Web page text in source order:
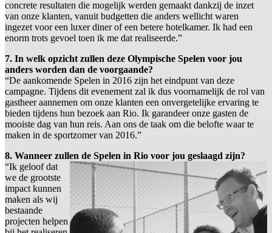
concrete resultaten die mogelijk werden gemaakt dankzij de inzet
van onze klanten, vanuit budgetten die anders wellicht waren
ingezet voor een luxer diner of een betere hotelkamer. Ik had een
enorm trots gevoel toen ik me dat realiseerde.”
7. In welk opzicht zullen deze Olympische Spelen voor jou
anders worden dan de voorgaande?
“De aankomende Spelen in 2016 zijn het eindpunt van deze
campagne. Tijdens dit evenement zal ik dus voornamelijk de rol van
gastheer aannemen om onze klanten een onvergetelijke ervaring te
bieden tijdens hun bezoek aan Rio. Ik garandeer onze gasten de
mooiste dag van hun reis. Aan ons de taak om die belofte waar te
maken in de sportzomer van 2016.”
8. Wanneer zullen de Spelen in Rio voor jou geslaagd zijn?
“Ik geloof dat
we de grootste
impact kunnen
maken als wij
bestaande
projecten helpen